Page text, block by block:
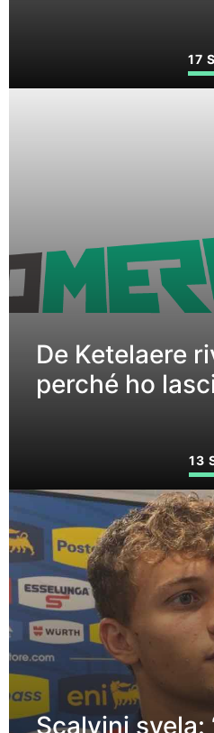
17
De Ketelaere
perché ho
13
Scalvini svela: